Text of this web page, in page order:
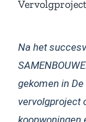
Na het
gekomen in
vervolgproject
koopwoningen